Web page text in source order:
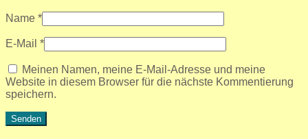
Name *
E-Mail *
Meinen Namen, meine E-Mail-Adresse und meine
Website in diesem Browser für die nächste Kommentierung
speichern.